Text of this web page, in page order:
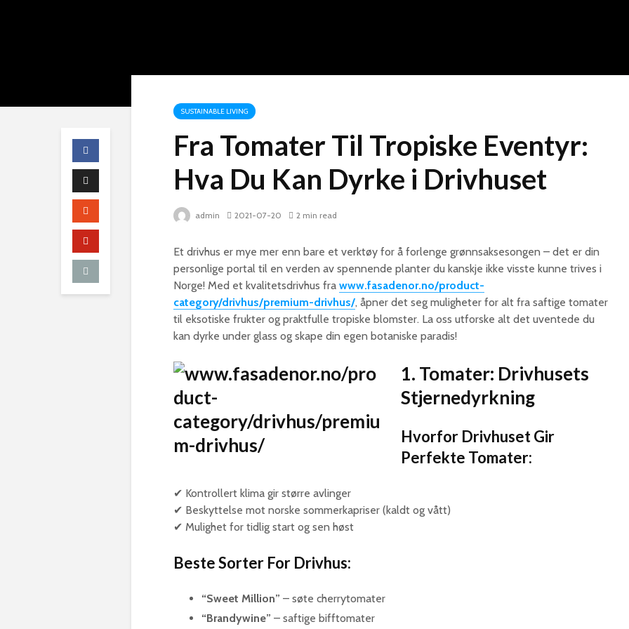
SUSTAINABLE LIVING
Fra Tomater Til Tropiske Eventyr:
Hva Du Kan Dyrke i Drivhuset
admin 2021-07-20 2 min read
Et drivhus er mye mer enn bare et verktøy for å forlenge grønnsaksesongen – det er din
personlige portal til en verden av spennende planter du kanskje ikke visste kunne trives i
Norge! Med et kvalitetsdrivhus fra www.fasadenor.no/product-
category/drivhus/premium-drivhus/, åpner det seg muligheter for alt fra saftige tomater
til eksotiske frukter og praktfulle tropiske blomster. La oss utforske alt det uventede du
kan dyrke under glass og skape din egen botaniske paradis!
1. Tomater: Drivhusets
Stjernedyrkning
Hvorfor Drivhuset Gir
Perfekte Tomater:
✔ Kontrollert klima gir større avlinger
✔ Beskyttelse mot norske sommerkapriser (kaldt og vått)
✔ Mulighet for tidlig start og sen høst
Beste Sorter For Drivhus:
“Sweet Million” – søte cherrytomater
“Brandywine” – saftige bifftomater